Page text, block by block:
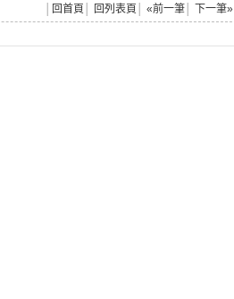
回首頁 回列表頁 «前一筆 下一筆»